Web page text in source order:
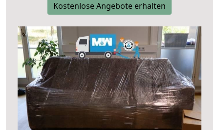
Kostenlose Angebote erhalten